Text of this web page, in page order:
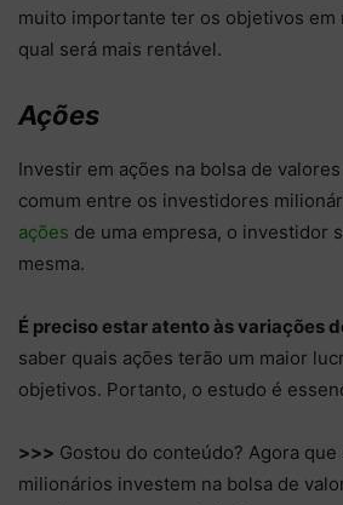
muito importante ter os objetivos em
qual será mais rentável.
Ações
Investir em ações na bolsa de
comum entre os investidores
ações de uma empresa, o investidor
mesma.
É preciso estar atento às variações
saber quais ações terão um maior
objetivos. Portanto, o estudo é
>>> Gostou do conteúdo? Agora que
milionários investem na bolsa de